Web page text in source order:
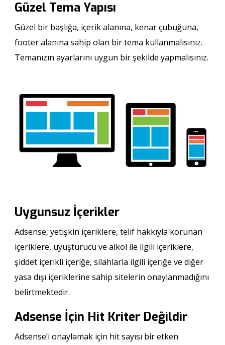
Güzel Tema Yapısı
Güzel bir başlığa, içerik alanına, kenar çubuğuna,
footer alanına sahip olan bir tema kullanmalısınız.
Temanızın ayarlarını uygun bir şekilde yapmalısınız.
Uygunsuz İçerikler
Adsense, yetişkin içeriklere, telif hakkıyla korunan
içeriklere, uyuşturucu ve alkol ile ilgili içeriklere,
şiddet içerikli içeriğe, silahlarla ilgili içeriğe ve diğer
yasa dışı içeriklerine sahip sitelerin onaylanmadığını
belirtmektedir.
Adsense İçin Hit Kriter Değildir
Adsense’i onaylamak için hit sayısı bir etken